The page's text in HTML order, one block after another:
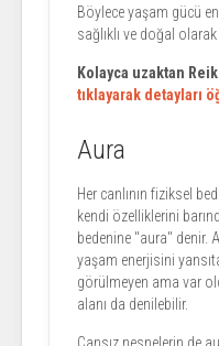
Böylece yaşam gücü
sağlıklı ve doğal
Kolayca uzaktan
tıklayarak detayları
Aura
Her canlının fiziksel
kendi özelliklerini
bedenine "aura" denir.
yaşam enerjisini
görülmeyen ama var
alanı da denilebilir.